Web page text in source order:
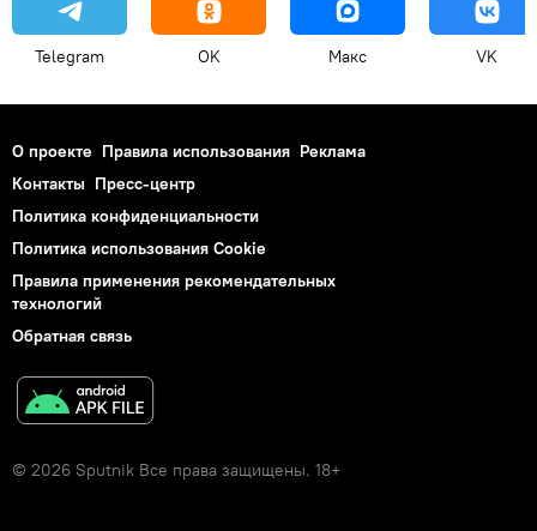
Telegram OK Макс VK
О проекте Правила использования Реклама
Контакты Пресс-центр
Политика конфиденциальности
Политика использования Cookie
Правила применения рекомендательных
технологий
Обратная связь
© 2026 Sputnik Все права защищены. 18+